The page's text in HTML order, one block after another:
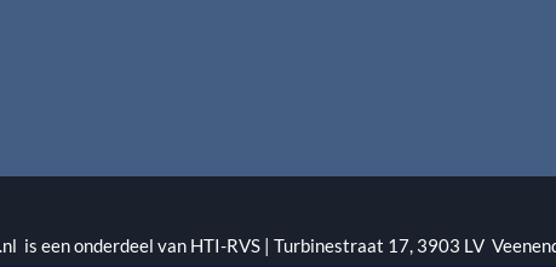
is een onderdeel van HTI-RVS | Turbinestraat 17, 3903 LV